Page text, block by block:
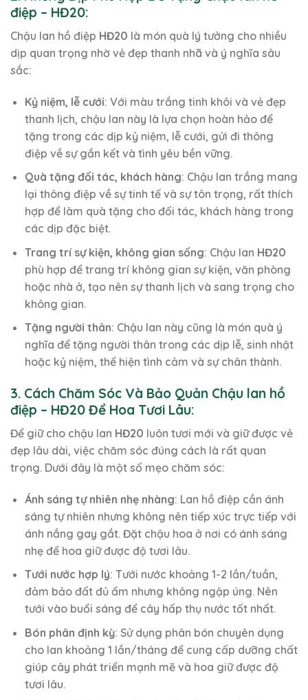
điệp – HĐ20:
Chậu lan hồ điệp HĐ20 là món quà lý tưởng cho nhiều
dịp quan trọng nhờ vẻ đẹp thanh nhã và ý nghĩa sâu
sắc:
Kỷ niệm, lễ cưới: Với màu trắng tinh khôi và vẻ đẹp
thanh lịch, chậu lan này là lựa chọn hoàn hảo để
tặng trong các dịp kỷ niệm, lễ cưới, gửi đi thông
điệp về sự gắn kết và tình yêu bền vững.
Quà tặng đối tác, khách hàng: Chậu lan trắng mang
lại thông điệp về sự tinh tế và sự tôn trọng, rất thích
hợp để làm quà tặng cho đối tác, khách hàng trong
các dịp đặc biệt.
Trang trí sự kiện, không gian sống: Chậu lan HĐ20
phù hợp để trang trí không gian sự kiện, văn phòng
hoặc nhà ở, tạo nên sự thanh lịch và sang trọng cho
không gian.
Tặng người thân: Chậu lan này cũng là món quà ý
nghĩa để tặng người thân trong các dịp lễ, sinh nhật
hoặc kỷ niệm, thể hiện tình cảm và sự chân thành.
3. Cách Chăm Sóc Và Bảo Quản Chậu lan hồ
điệp – HĐ20 Để Hoa Tươi Lâu:
Để giữ cho chậu lan HĐ20 luôn tươi mới và giữ được vẻ
đẹp lâu dài, việc chăm sóc đúng cách là rất quan
trọng. Dưới đây là một số mẹo chăm sóc:
Ánh sáng tự nhiên nhẹ nhàng: Lan hồ điệp cần ánh
sáng tự nhiên nhưng không nên tiếp xúc trực tiếp với
ánh nắng gay gắt. Đặt chậu hoa ở nơi có ánh sáng
nhẹ để hoa giữ được độ tươi lâu.
Tưới nước hợp lý: Tưới nước khoảng 1-2 lần/tuần,
đảm bảo đất đủ ẩm nhưng không ngập úng. Nên
tưới vào buổi sáng để cây hấp thụ nước tốt nhất.
Bón phân định kỳ: Sử dụng phân bón chuyên dụng
cho lan khoảng 1 lần/tháng để cung cấp dưỡng chất
giúp cây phát triển mạnh mẽ và hoa giữ được độ
tươi lâu.